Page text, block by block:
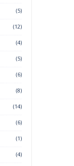
(5)
(12)
(4)
(5)
(6)
(8)
(14)
(6)
(1)
(4)